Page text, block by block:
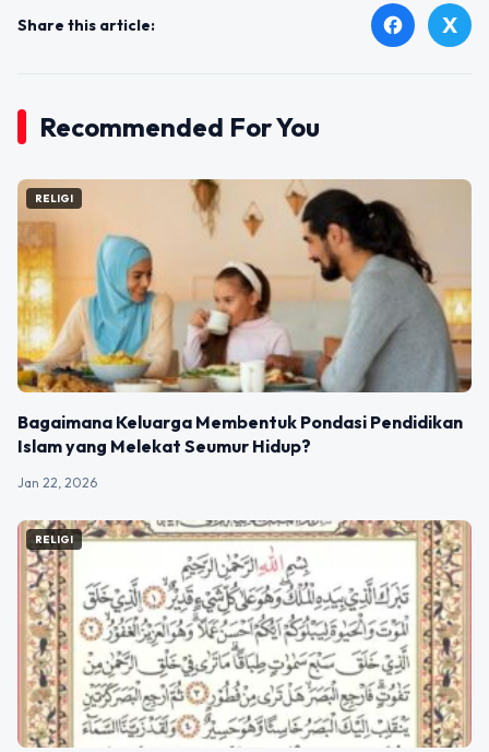
Share this article: facebook X
Recommended For You
RELIGI
Bagaimana Keluarga Membentuk Pondasi Pendidikan
Islam yang Melekat Seumur Hidup?
Jan 22, 2026
RELIGI